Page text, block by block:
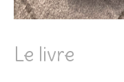
Le livre